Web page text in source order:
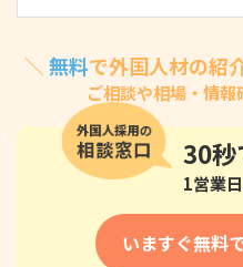
＼ 無料で外国人材の紹
ご相談や相場・情
30秒
1営業
いますぐ無料